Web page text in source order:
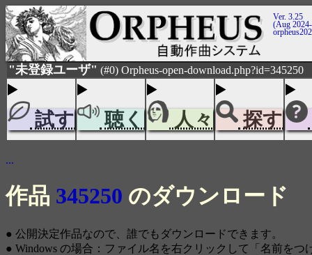
Ver. 3.25
(Aug
"未登録ユーザ" (#0) Orpheus-open-download.php?id=345250
試す 聴く 人々 探す
...
作品 345250 のダウンロード
● 公開決定作品なので、誰でもダウンロードできます。
● Windows の場合：ファイル名を右クリックして「名前をつ